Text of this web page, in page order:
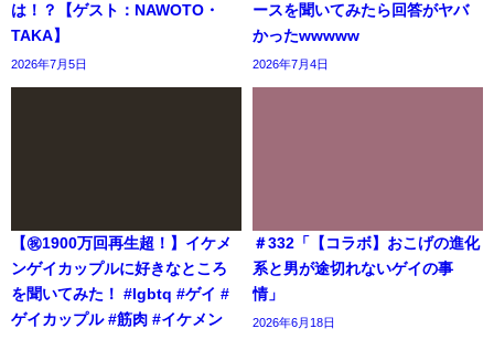
は！？【ゲスト：NAWOTO・
TAKA】
2026年7月5日
ースを聞いてみたら回答がヤバ
かったwwwww
2026年7月4日
【㊗️1900万回再生超！】イケメ
ンゲイカップルに好きなところ
を聞いてみた！ #lgbtq #ゲイ #
ゲイカップル #筋肉 #イケメン
＃332「【コラボ】おこげの進化
系と男が途切れないゲイの事
情」
2026年6月18日